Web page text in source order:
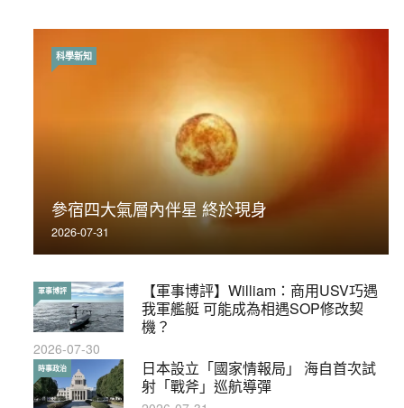
參宿四大氣層內伴星 終於現身
2026-07-31
科學新知
【軍事博評】William：商用USV巧遇
我軍艦艇 可能成為相遇SOP修改契
機？
軍事博評
2026-07-30
日本設立「國家情報局」 海自首次試
射「戰斧」巡航導彈
時事政治
荃灣反黑組「砌生豬肉」砌錯O記臥底4警員
被控
2019-11-01
時事政治
【輕百科】被抽中當陪審員能拒絕嗎？
輕百科
2017-10-17
【輕盤點】集會遊行陸續有來？一文盡
覽8月示威活動
輕盤點